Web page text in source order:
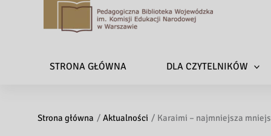
a
g
i
STRONA GŁÓWNA DLA CZYTELNIKÓW
Strona główna Aktualności Karaimi – najmniejsza